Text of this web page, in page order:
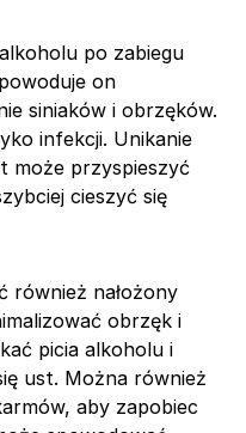
po zabiegu
on
siniaków i obrzęków.
infekcji. Unikanie
może przyspieszyć
cieszyć się
również nałożony
obrzęk i
picia alkoholu i
ust. Można również
aby zapobiec